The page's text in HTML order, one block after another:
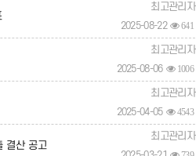
최고관리자
2025-08-22 641
최고관리자
2025-08-06 1006
최고관리자
2025-04-05 4543
결산 공고
최고관리자